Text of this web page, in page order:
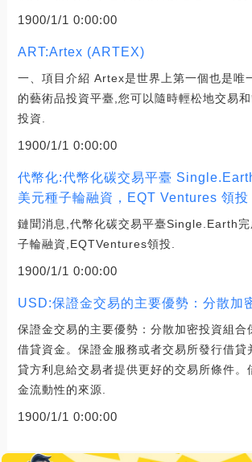
1900/1/1 0:00:00
ART:Artex (ARTEX)
一、項目介紹 Artex是世界上第一個也是唯
的藝術品投資平臺,您可以隨時輕松地交易
投資.
1900/1/1 0:00:00
代幣化:代幣化碳交易平臺
美元種子輪融資，EQT Ventures 領投
鏈聞消息,代幣化碳交易平臺Single.Earth
子輪融資,EQTVentures領投.
1900/1/1 0:00:00
USD:保證金交易的主要優勢：分散加
保證金交易的主要優勢：分散加密投資組合
借貸資金。保證金服務或者交易所發行借貸
貸方利息給交易者提供更好的交易所條件。
金流動性的來源.
1900/1/1 0:00:00